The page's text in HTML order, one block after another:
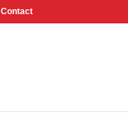
Contact